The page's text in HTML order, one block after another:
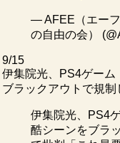
— AFEE（エー
の自由の会）
9/15
伊集院光、PS4ゲー
ブラックアウトで規制
伊集院光、PS4
酷シーンをブラ